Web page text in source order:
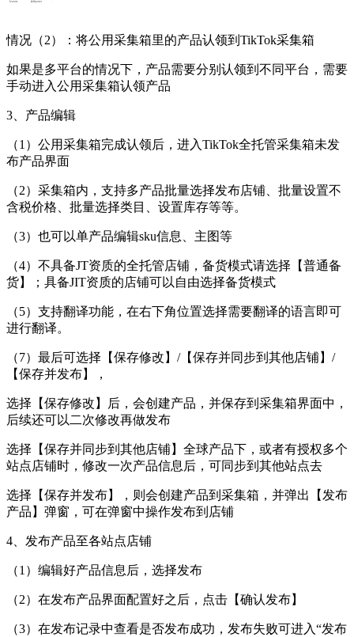
情况（2）：将公用采集箱里的产品认领到TikTok采集箱
如果是多平台的情况下，产品需要分别认领到不同平台，需要
手动进入公用采集箱认领产品
3、产品编辑
（1）公用采集箱完成认领后，进入TikTok全托管采集箱未发
布产品界面
（2）采集箱内，支持多产品批量选择发布店铺、批量设置不
含税价格、批量选择类目、设置库存等等。
（3）也可以单产品编辑sku信息、主图等
（4）不具备JT资质的全托管店铺，备货模式请选择【普通备
货】；具备JIT资质的店铺可以自由选择备货模式
（5）支持翻译功能，在右下角位置选择需要翻译的语言即可
进行翻译。
（7）最后可选择【保存修改】/【保存并同步到其他店铺】/
【保存并发布】，
选择【保存修改】后，会创建产品，并保存到采集箱界面中，
后续还可以二次修改再做发布
选择【保存并同步到其他店铺】全球产品下，或者有授权多个
站点店铺时，修改一次产品信息后，可同步到其他站点去
选择【保存并发布】，则会创建产品到采集箱，并弹出【发布
产品】弹窗，可在弹窗中操作发布到店铺
4、发布产品至各站点店铺
（1）编辑好产品信息后，选择发布
（2）在发布产品界面配置好之后，点击【确认发布】
（3）在发布记录中查看是否发布成功，发布失败可进入“发布